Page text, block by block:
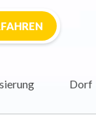
Dorf